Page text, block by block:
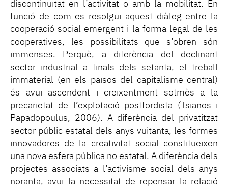
discontinuïtat en l’activitat o amb la mobilitat. En
funció de com es resolgui aquest diàleg entre la
cooperació social emergent i la forma legal de les
cooperatives, les possibilitats que s’obren són
immenses. Perquè, a diferència del declinant
sector industrial a finals dels setanta, el treball
immaterial (en els països del capitalisme central)
és avui ascendent i creixentment sotmès a la
precarietat de l’explotació postfordista (Tsianos i
Papadopoulus, 2006). A diferència del privatitzat
sector públic estatal dels anys vuitanta, les formes
innovadores de la creativitat social constitueixen
una nova esfera pública no estatal. A diferència dels
projectes associats a l’activisme social dels anys
noranta, avui la necessitat de repensar la relació